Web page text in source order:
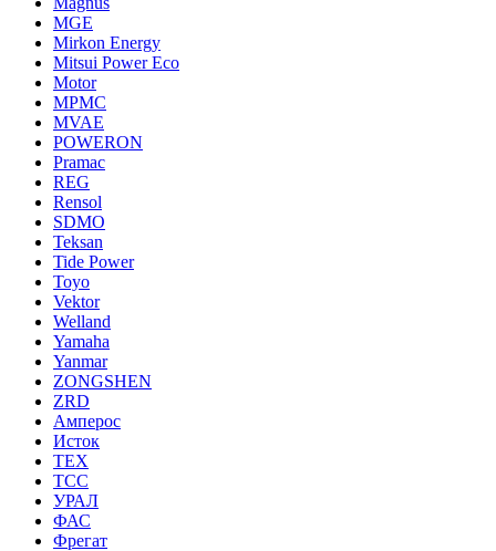
MGE
Mirkon Energy
Mitsui Power Eco
Motor
MPMC
MVAE
POWERON
Pramac
REG
Rensol
SDMO
Teksan
Tide Power
Toyo
Vektor
Welland
Yamaha
Yanmar
ZONGSHEN
ZRD
Амперос
Исток
ТЕХ
ТСС
УРАЛ
ФАС
Фрегат